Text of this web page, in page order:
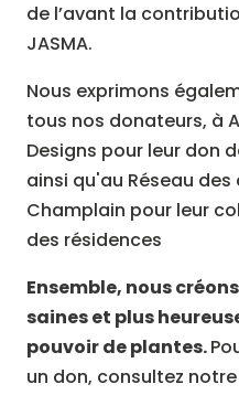
de l’avant la
JASMA.
Nous exprimons
tous nos donateurs, à
Designs pour leur don
ainsi qu'au Réseau
Champlain pour leur
des résidences
Ensemble, nous
saines et plus
pouvoir de plantes.
un don, consultez